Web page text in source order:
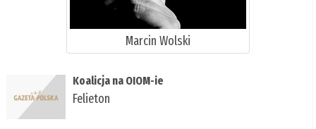
Marcin Wolski
Koalicja na OIOM-ie
Felieton